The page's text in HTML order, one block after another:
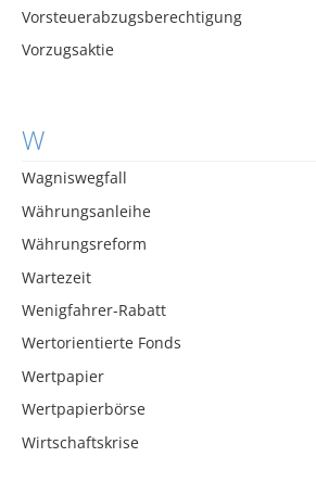
Vorsteuerabzugsberechtigung
Vorzugsaktie
W
Wagniswegfall
Währungsanleihe
Währungsreform
Wartezeit
Wenigfahrer-Rabatt
Wertorientierte Fonds
Wertpapier
Wertpapierbörse
Wirtschaftskrise